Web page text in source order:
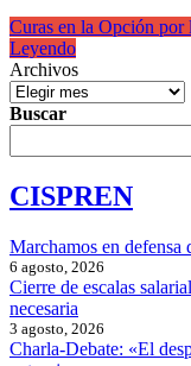
Curas en la Opción por
Leyendo
Archivos
Buscar
CISPREN
Marchamos en defensa
6 agosto, 2026
Cierre de escalas
necesaria
3 agosto, 2026
Charla-Debate: «El